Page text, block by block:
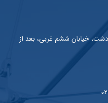
خیابان ششم غربی، بعد از